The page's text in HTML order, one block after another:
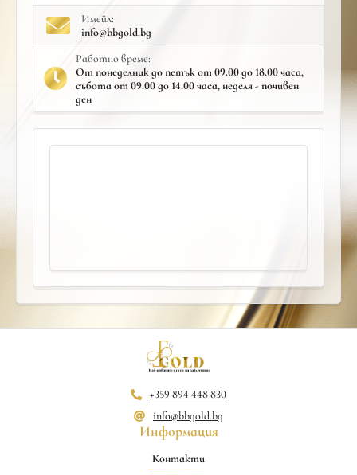
Имейл:
info@bbgold.bg
Работно време:
От понеделник до петък от 09.00 до 18.00 часа,
събота от 09.00 до 14.00 часа, неделя - почивен
ден
+359 894 448 830
info@bbgold.bg
Информация
Контакти